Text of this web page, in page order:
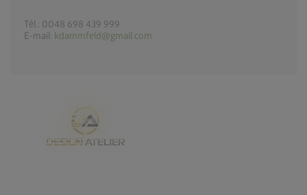
Tél.: 0048 698 439 999
E-mail: kdammfeld@gmail.com